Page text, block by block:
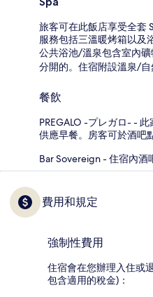
旅客可在此飯店享受全套
服務包括三溫暖烤箱以及
公共浴池/溫泉包含室內
分開的。住宿附設溫泉/自
餐飲
PREGALO -プレガロ- -
供應早餐。房客可於酒吧
Bar Sovereign - 住宿內酒
費用和規定
強制性費用
住宿會在您辦理入住或
包含適用的稅金)：